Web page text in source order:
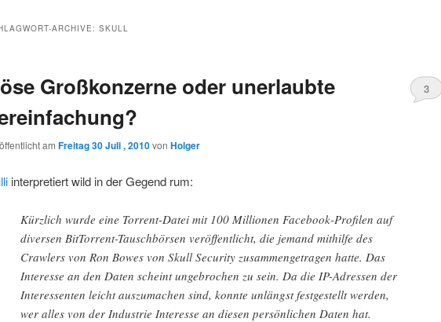
wechseln
ARCHIVE: SKULL
Großkonzerne oder unerlaubte
am Freitag 30 Juli , 2010von Holger
3
interpretiert wild in der Gegend rum:
Kürzlich wurde eine Torrent-Datei mit 100 Millionen Facebook-Profilen auf
diversen BitTorrent-Tauschbörsen veröffentlicht, die jemand mithilfe des
Crawlers von Ron Bowes von Skull Security zusammengetragen hatte. Das
Interesse an den Daten scheint ungebrochen zu sein. Da die IP-Adressen der
Interessenten leicht auszumachen sind, konnte unlängst festgestellt werden,
wer alles von der Industrie Interesse an diesen persönlichen Daten hat.